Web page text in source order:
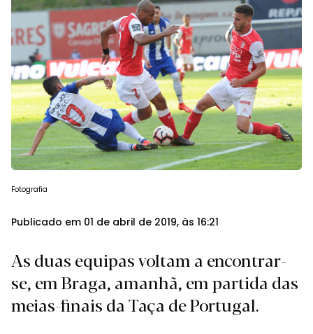
Fotografia
Publicado em 01 de abril de 2019, às 16:21
As duas equipas voltam a encontrar-
se, em Braga, amanhã, em partida das
meias-finais da Taça de Portugal.